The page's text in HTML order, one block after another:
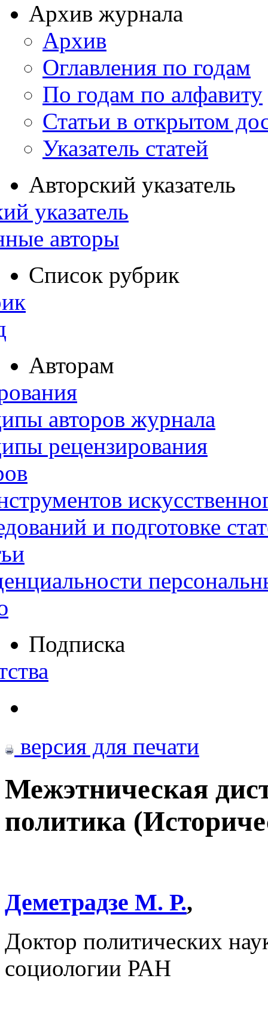
Архив журнала
Архив
Оглавления по годам
По годам по алфавиту
Статьи в открытом
Указатель статей
Авторский указатель
указатель
авторы
Список рубрик
Авторам
авторов журнала
рецензирования
и подготовке
Подписка
версия для печати
Межэтническая
политика
Деметрадзе М. Р.,
Доктор политических
социологии РАН